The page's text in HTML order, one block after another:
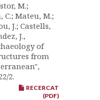
M.;
Mateu, M.;
J.; Castells,
J.,
of
from
2.
RECERCAT
(PDF)